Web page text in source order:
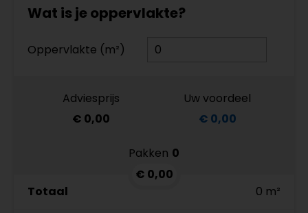
Wat is je oppervlakte?
Oppervlakte (m²)
Adviesprijs
€ 0,00
Uw voordeel
€ 0,00
Pakken 0
€ 0,00
Totaal
0 m²